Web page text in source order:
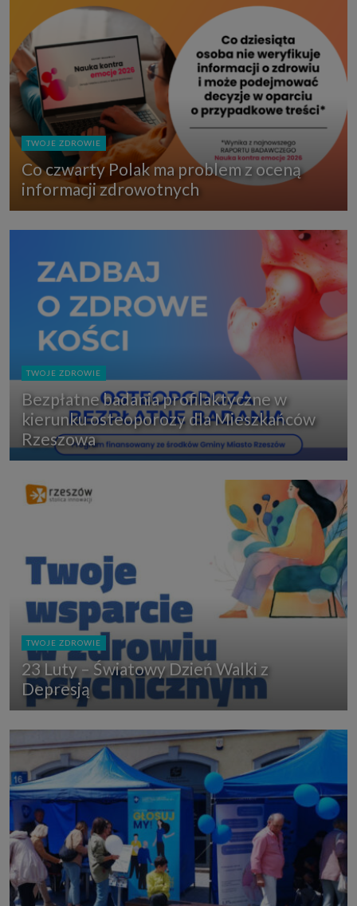
TWOJE ZDROWIE
Co czwarty Polak ma problem z oceną
informacji zdrowotnych
TWOJE ZDROWIE
Bezpłatne badania profilaktyczne w
kierunku osteoporozy dla Mieszkańców
Rzeszowa
TWOJE ZDROWIE
23 Luty – Światowy Dzień Walki z
Depresją